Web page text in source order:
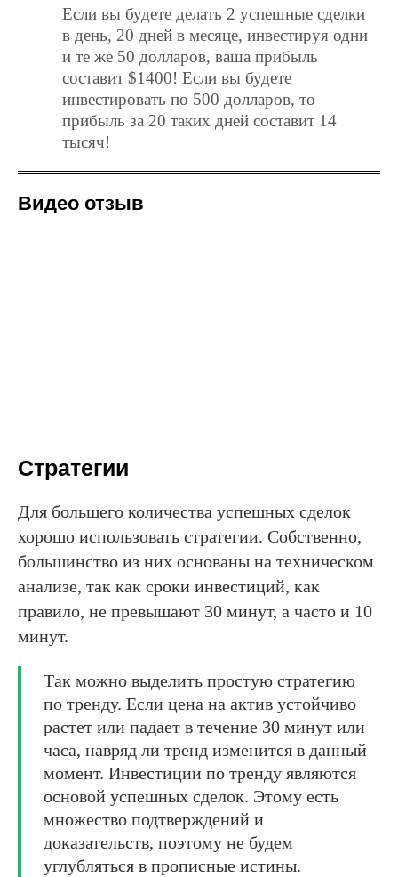
Если вы будете делать 2 успешные сделки
в день, 20 дней в месяце, инвестируя одни
и те же 50 долларов, ваша прибыль
составит $1400! Если вы будете
инвестировать по 500 долларов, то
прибыль за 20 таких дней составит 14
тысяч!
Видео отзыв
Стратегии
Для большего количества успешных сделок
хорошо использовать стратегии. Собственно,
большинство из них основаны на техническом
анализе, так как сроки инвестиций, как
правило, не превышают 30 минут, а часто и 10
минут.
Так можно выделить простую стратегию
по тренду. Если цена на актив устойчиво
растет или падает в течение 30 минут или
часа, навряд ли тренд изменится в данный
момент. Инвестиции по тренду являются
основой успешных сделок. Этому есть
множество подтверждений и
доказательств, поэтому не будем
углубляться в прописные истины.